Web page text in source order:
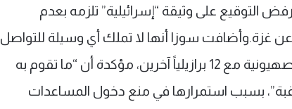
التوقيع على وثيقة “إسرائيلية” تلزمه بعدم
غزة.وأضافت سوزا أنها لا تملك أي وسيلة للتواصل
مع زوجها المحتجز حالياً لدى السلطات الصهيونية مع 12 برازيلياً آخرين، مؤكدة أن “ما تقوم به
بسبب استمرارها في منع دخول المساعدات